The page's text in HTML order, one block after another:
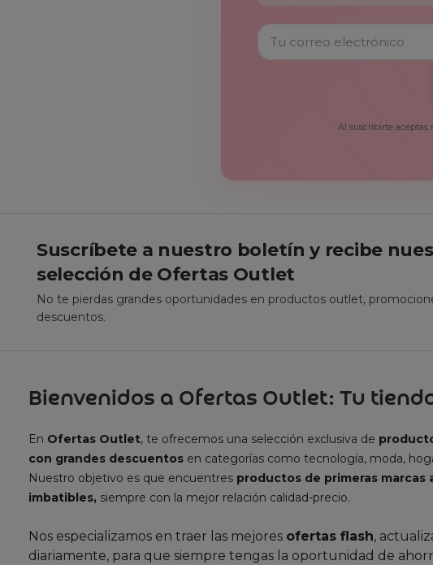
Al suscribirte aceptas
Suscríbete a nuestro boletín y recibe
selección de Ofertas Outlet
No te pierdas grandes oportunidades en productos outlet,
descuentos.
Bienvenidos a Ofertas Outlet: Tu
En Ofertas Outlet, te ofrecemos una selección exclusiva de
con grandes descuentos en categorías como tecnología, moda,
Nuestro objetivo es que encuentres productos de primeras marcas
imbatibles, siempre con la mejor relación calidad-precio.
Nos especializamos en traer las mejores ofertas flash,
diariamente, para que siempre tengas la oportunidad de